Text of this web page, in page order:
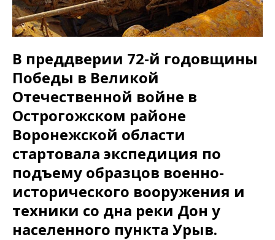
В преддверии 72-й годовщины
Победы в Великой
Отечественной войне в
Острогожском районе
Воронежской области
стартовала экспедиция по
подъему образцов военно-
исторического вооружения и
техники со дна реки Дон у
населенного пункта Урыв.